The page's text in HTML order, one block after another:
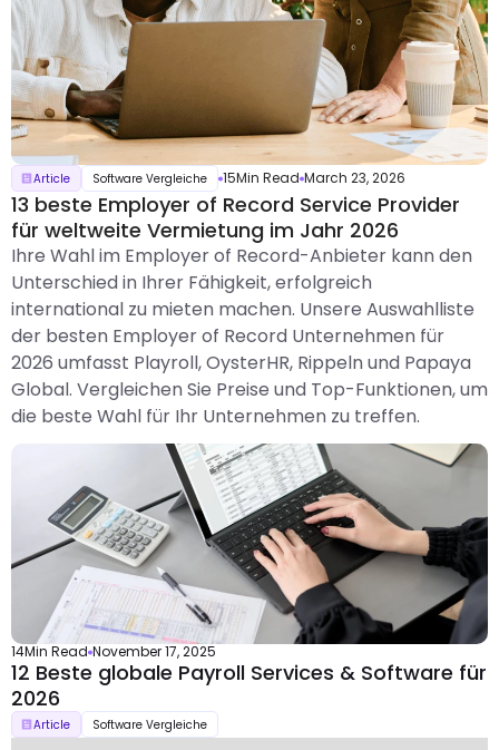
Article Software Vergleiche 15Min Read March 23, 2026
13 beste Employer of Record Service Provider
für weltweite Vermietung im Jahr 2026
Ihre Wahl im Employer of Record-Anbieter kann den
Unterschied in Ihrer Fähigkeit, erfolgreich
international zu mieten machen. Unsere Auswahlliste
der besten Employer of Record Unternehmen für
2026 umfasst Playroll, OysterHR, Rippeln und Papaya
Global. Vergleichen Sie Preise und Top-Funktionen, um
die beste Wahl für Ihr Unternehmen zu treffen.
14Min Read November 17, 2025
12 Beste globale Payroll Services & Software für
2026
Article Software Vergleiche